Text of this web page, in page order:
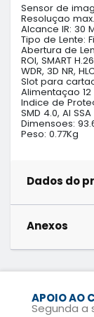
Sensor de
Resoluçao
Alcance IR: 30
Tipo de Lente:
Abertura de
ROI, SMART
WDR, 3D NR,
Slot para cartao
Alimentaçao 12
Indice de
SMD 4.0, AI SSA
Dimensoes:
Peso: 0.77Kg
Dados do
Anexos
APOIO AO
Segunda a